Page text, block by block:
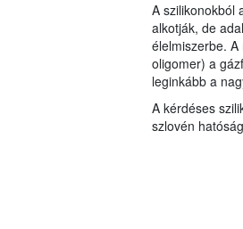
A szilikonokból
alkotják, de
élelmiszerbe.
oligomer) a
leginkább a
A kérdéses
szlovén